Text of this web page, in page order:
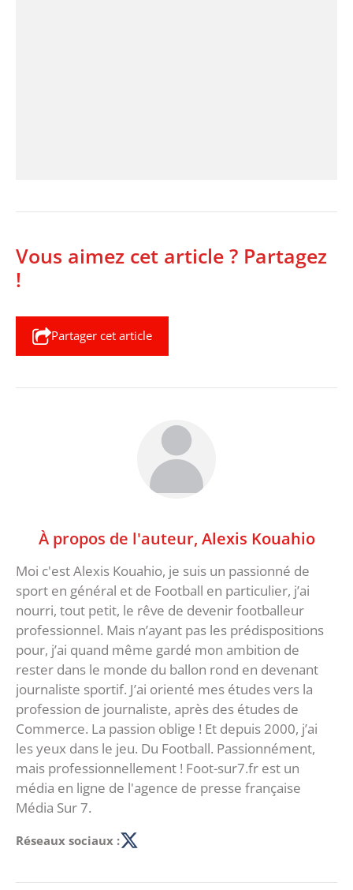
Vous aimez cet article ? Partagez
!
Partager cet article
À propos de l'auteur, Alexis Kouahio
Moi c'est Alexis Kouahio, je suis un passionné de
sport en général et de Football en particulier, j’ai
nourri, tout petit, le rêve de devenir footballeur
professionnel. Mais n’ayant pas les prédispositions
pour, j’ai quand même gardé mon ambition de
rester dans le monde du ballon rond en devenant
journaliste sportif. J’ai orienté mes études vers la
profession de journaliste, après des études de
Commerce. La passion oblige ! Et depuis 2000, j’ai
les yeux dans le jeu. Du Football. Passionnément,
mais professionnellement ! Foot-sur7.fr est un
média en ligne de l'agence de presse française
Média Sur 7.
Réseaux sociaux :